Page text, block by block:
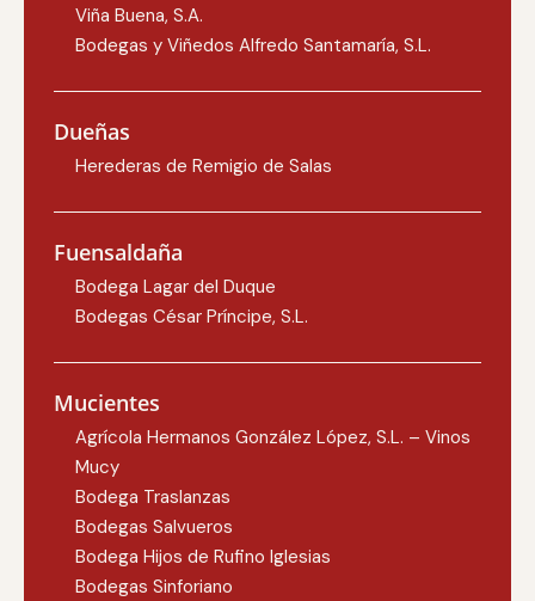
Viña Buena, S.A.
Bodegas y Viñedos Alfredo Santamaría, S.L.
Dueñas
Herederas de Remigio de Salas
Fuensaldaña
Bodega Lagar del Duque
Bodegas César Príncipe, S.L.
Mucientes
Agrícola Hermanos González López, S.L. – Vinos
Mucy
Bodega Traslanzas
Bodegas Salvueros
Bodega Hijos de Rufino Iglesias
Bodegas Sinforiano